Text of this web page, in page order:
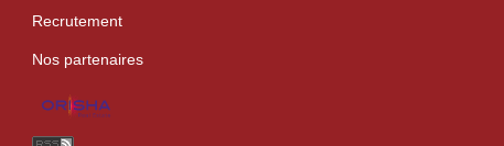
Recrutement
Nos partenaires